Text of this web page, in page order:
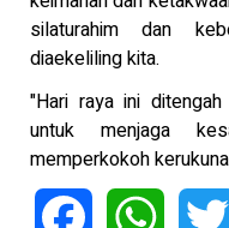
silaturahim dan
diaekeliling kita.
"Hari raya ini
untuk menjaga
memperkokoh